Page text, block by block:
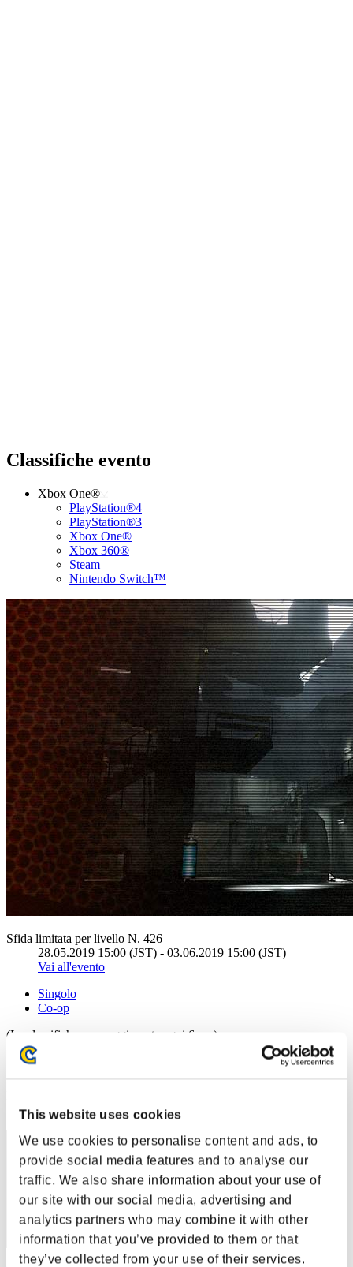
This website uses cookies
We use cookies to personalise content and ads, to
provide social media features and to analyse our
traffic. We also share information about your use of
our site with our social media, advertising and
analytics partners who may combine it with other
information that you’ve provided to them or that
they’ve collected from your use of their services.
Classifiche evento
Xbox One®
PlayStation®4
PlayStation®3
Xbox One®
Xbox 360®
Steam
Nintendo Switch™
Sfida limitata per livello N. 426
28.05.2019 15:00 (JST) - 03.06.2019 15:00 (JST)
Vai all'evento
Singolo
Co-op
(Le classifiche sono aggiornate ogni 6 ore)
Classifiche
1